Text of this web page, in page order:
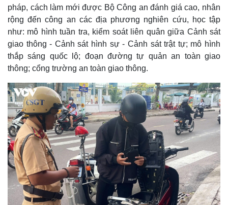
pháp, cách làm mới được Bộ Công an đánh giá cao, nhân
rộng đến công an các địa phương nghiên cứu, học tập
như: mô hình tuần tra, kiểm soát liên quân giữa Cảnh sát
giao thông - Cảnh sát hình sự - Cảnh sát trật tự; mô hình
thắp sáng quốc lộ; đoạn đường tự quản an toàn giao
thông; cổng trường an toàn giao thông.